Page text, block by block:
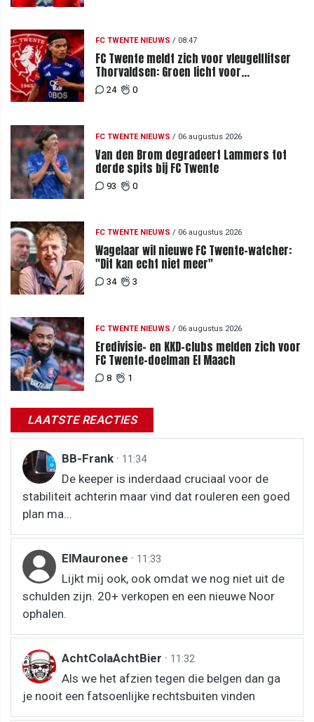
FC TWENTE NIEUWS / 08:47
FC Twente meldt zich voor vleugelflitser
Thorvaldsen: Groen licht voor
miljoenenbod
24 0
FC TWENTE NIEUWS / 06 augustus 2026
Van den Brom degradeert Lammers tot
derde spits bij FC Twente
93 0
FC TWENTE NIEUWS / 06 augustus 2026
Wagelaar wil nieuwe FC Twente-watcher:
"Dit kan echt niet meer"
34 3
FC TWENTE NIEUWS / 06 augustus 2026
Eredivisie- en KKD-clubs melden zich voor
FC Twente-doelman El Maach
8 1
LAATSTE REACTIES
BB-Frank · 11:34
De keeper is inderdaad cruciaal voor de
stabiliteit achterin maar vind dat rouleren een goed
plan ma...
ElMauronee · 11:33
Lijkt mij ook, ook omdat we nog niet uit de
schulden zijn. 20+ verkopen en een nieuwe Noor
ophalen.
AchtColaAchtBier · 11:32
Als we het afzien tegen die belgen dan ga
je nooit een fatsoenlijke rechtsbuiten vinden